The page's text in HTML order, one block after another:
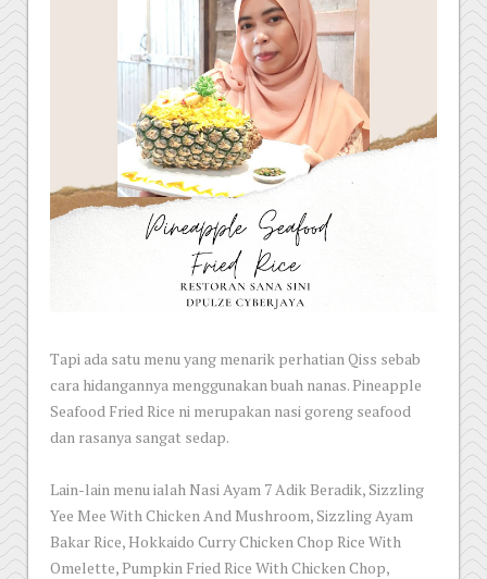
Tapi ada satu menu yang menarik perhatian Qiss sebab
cara hidangannya menggunakan buah nanas. Pineapple
Seafood Fried Rice ni merupakan nasi goreng seafood
dan rasanya sangat sedap.
Lain-lain menu ialah Nasi Ayam 7 Adik Beradik, Sizzling
Yee Mee With Chicken And Mushroom, Sizzling Ayam
Bakar Rice, Hokkaido Curry Chicken Chop Rice With
Omelette, Pumpkin Fried Rice With Chicken Chop,